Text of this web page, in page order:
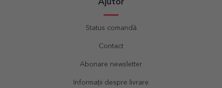
Ajutor
Status comandă
Contact
Abonare newsletter
Informații despre livrare